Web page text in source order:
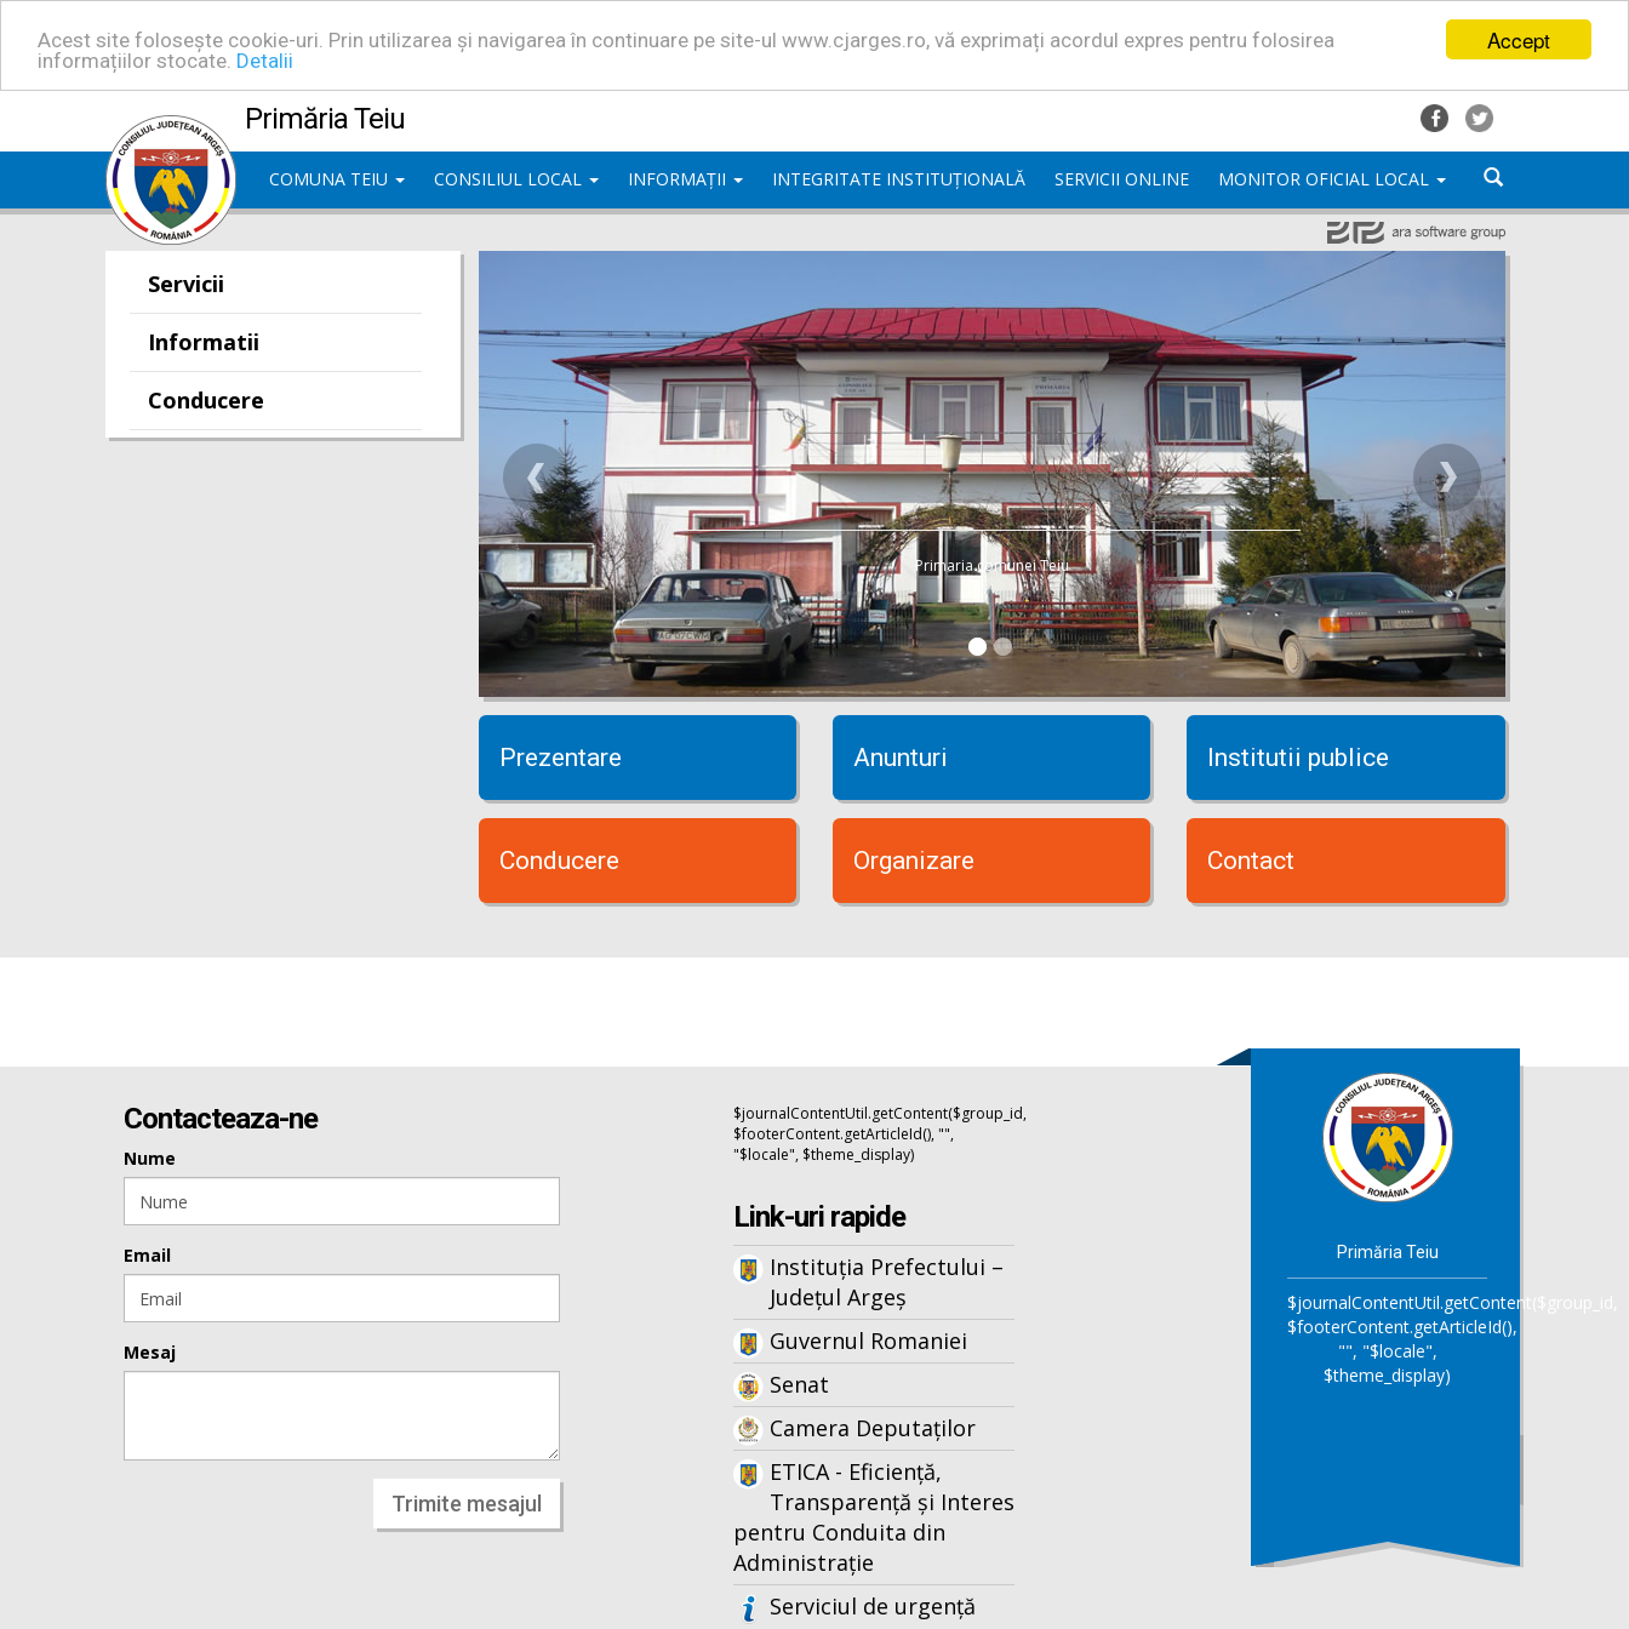
Accept
Acest site folosește cookie-uri. Prin utilizarea și navigarea în continuare pe site-ul www.cjarges.ro, vă exprimați acordul expres pentru folosirea
informațiilor stocate. Detalii
Primăria Teiu
COMUNA TEIU CONSILIUL LOCAL INFORMAȚII INTEGRITATE INSTITUȚIONALĂ SERVICII ONLINE MONITOR OFICIAL LOCAL
Servicii
Informatii
Conducere
Primaria comunei Teiu
Prezentare Anunturi Institutii publice
Conducere Organizare Contact
Contacteaza-ne
Nume
Email
Mesaj
Trimite mesajul
$journalContentUtil.getContent($group_id,
$footerContent.getArticleId(), "",
"$locale", $theme_display)
Link-uri rapide
Instituția Prefectului –
Județul Argeș
Guvernul Romaniei
Senat
Camera Deputaților
ETICA - Eficiență,
Transparență și Interes
pentru Conduita din
Administrație
Serviciul de urgență
Primăria Teiu
$journalContentUtil.getContent($group_id,
$footerContent.getArticleId(),
"", "$locale",
$theme_display)